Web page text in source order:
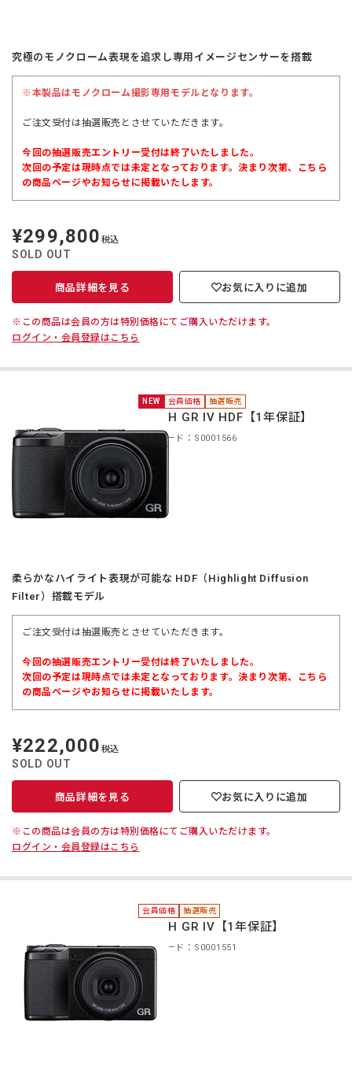
究極のモノクローム表現を追求し専用イメージセンサーを搭載
※本製品はモノクローム撮影専用モデルとなります。
ご注文受付は抽選販売とさせていただきます。
今回の抽選販売エントリー受付は終了いたしました。
次回の予定は現時点では未定となっております。決まり次第、こちら
の商品ページやお知らせに掲載いたします。
定
価
¥299,800 税込
SOLD OUT
商品詳細を見る お気に入りに追加
※この商品は会員の方は特別価格にてご購入いただけます。
ログイン・会員登録はこちら
NEW 会員価格 抽選販売
RICOH GR IV HDF【1年保証】
商品コード：S0001566
柔らかなハイライト表現が可能な HDF（Highlight Diffusion
Filter）搭載モデル
ご注文受付は抽選販売とさせていただきます。
今回の抽選販売エントリー受付は終了いたしました。
次回の予定は現時点では未定となっております。決まり次第、こちら
の商品ページやお知らせに掲載いたします。
定
価
¥222,000 税込
SOLD OUT
商品詳細を見る お気に入りに追加
※この商品は会員の方は特別価格にてご購入いただけます。
ログイン・会員登録はこちら
会員価格 抽選販売
RICOH GR IV【1年保証】
商品コード：S0001551